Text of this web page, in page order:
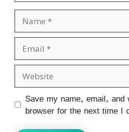
Name
Email
Website
Save my name, email, and
browser for the next time I